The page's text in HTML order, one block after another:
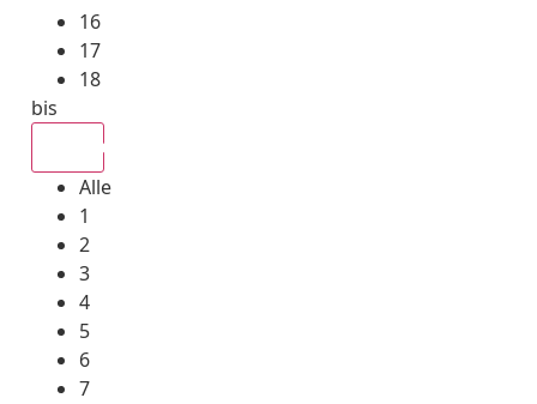
16
17
18
bis
Alle
1
2
3
4
5
6
7